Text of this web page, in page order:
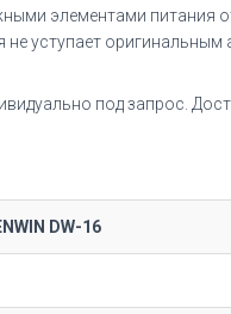
элементами питания
уступает оригинальным
под запрос.
DW-16